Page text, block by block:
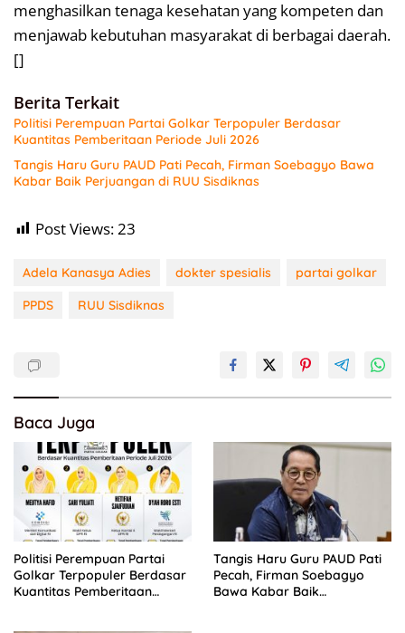
menghasilkan tenaga kesehatan yang kompeten dan
menjawab kebutuhan masyarakat di berbagai daerah.
[]
Berita Terkait
Politisi Perempuan Partai Golkar Terpopuler Berdasar
Kuantitas Pemberitaan Periode Juli 2026
Tangis Haru Guru PAUD Pati Pecah, Firman Soebagyo Bawa
Kabar Baik Perjuangan di RUU Sisdiknas
Post Views:23
Adela Kanasya Adies dokter spesialis
partai golkar
PPDS
RUU Sisdiknas
Baca Juga
Politisi Perempuan Partai
Golkar Terpopuler Berdasar
Kuantitas Pemberitaan
Tangis Haru Guru PAUD Pati
Pecah, Firman Soebagyo
Bawa Kabar Baik